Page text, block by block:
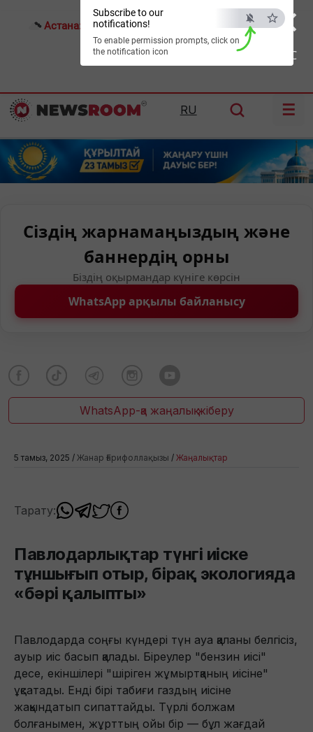
×
ESC
Subscribe to our
notifications!
To enable permission prompts, click on
the notification icon
Астана: 18°C Алматы: Шымкент:26°C
RU ☰
Сіздің жарнамаңыздың және
баннердің орны
Біздің оқырмандар күніге көрсін
WhatsApp арқылы байланысу
WhatsApp-қа жаңалық жіберу
5 тамыз, 2025 / Жанар Ғарифоллақызы / Жаңалықтар
Тарату:
Павлодарлықтар түнгі иіске
тұншығып отыр, бірақ экологияда
«бәрі қалыпты»
Павлодарда соңғы күндері түн ауа қаланы белгісіз,
ауыр иіс басып қалады. Біреулер "бензин иісі"
десе, екіншілері "шіріген жұмыртқаның иісіне"
ұқсатады. Енді бірі табиғи газдың иісіне
жақындатып сипаттайды. Түрлі болжам
болғанымен, жұрттың ойы бір — бұл жағдай